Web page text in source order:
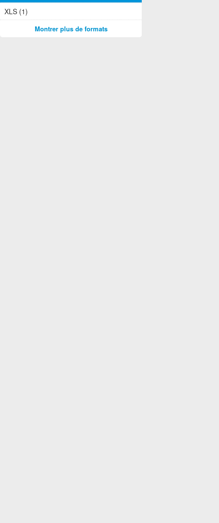
XLS (1)
Montrer plus de formats